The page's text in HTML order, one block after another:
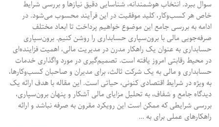
سوال ببرد. انتخاب هوشمندانه، شناسایی دقیق نیازها و بررسی شرایط
خاص هر کسب‌وکار، کلید موفقیت در این فرآیند محسوب می‌شود. در
ادامه به بررسی جامع این موضوع خواهیم پرداخت تا ابعاد مختلف
صرفه‌جویی مالی با برون‌سپاری حسابداری را روشن کنیم. برون‌سپاری
حسابداری به عنوان یک راهکار مدرن در مدیریت مالی، اهمیت فزاینده‌ای
در محیط رقابتی امروز یافته است. تصمیم‌گیری در مورد واگذاری خدمات
حسابداری و مالی به یک شرکت ثالث، برای مدیران و صاحبان کسب‌وکارها،
به ویژه در شرایط اقتصادی کنونی، حیاتی است. این مقاله با هدف ارائه یک
دیدگاه جامع و شفاف، به تحلیل مزایای مالی آشکار و پنهان برون‌سپاری،
بررسی شرایطی که ممکن است این رویکرد مقرون به صرفه نباشد و ارائه
راهکارهای عملی برای به …